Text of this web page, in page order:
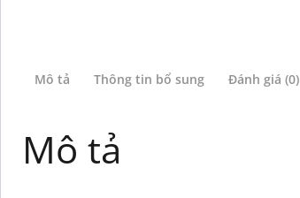
Mô tả Thông tin bổ sung Đánh giá (0)
Mô tả